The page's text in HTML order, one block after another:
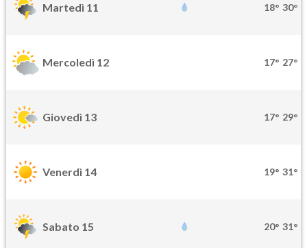
Martedì 11 18° 30°
Mercoledì 12 17° 27°
Giovedì 13 17° 29°
Venerdì 14 19° 31°
Sabato 15 20° 31°